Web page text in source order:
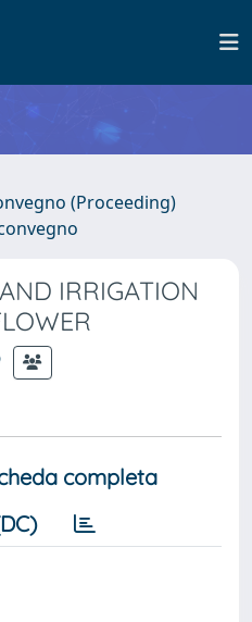
(Proceeding)
IRRIGATION
completa